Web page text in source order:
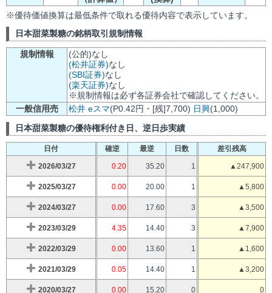
※優待価値換算は最低条件で取れる優待内容で表示しています。
日本甜菜製糖の銘柄取引規制情報
規制情報
(公的)なし
(松井証券)なし
(SBI証券)なし
(楽天証券)なし
※規制情報は必ず各証券会社で確認してください。
一般信用売
松井 eスマ(P0.42円・[残]7,700) 日興(1,000)
日本甜菜製糖の優待権利付き日、逆日歩実績
日付 確逆 最逆 日数 差引残高
2026/03/27 0.20 35.20 1 ▲247,900
2025/03/27 0.00 20.00 1 ▲5,800
2024/03/27 0.00 17.60 3 ▲3,500
2023/03/29 4.35 14.40 3 ▲7,900
2022/03/29 0.00 13.60 1 ▲1,600
2021/03/29 0.05 14.40 1 ▲3,200
2020/03/27 0.00 15.20 0 0